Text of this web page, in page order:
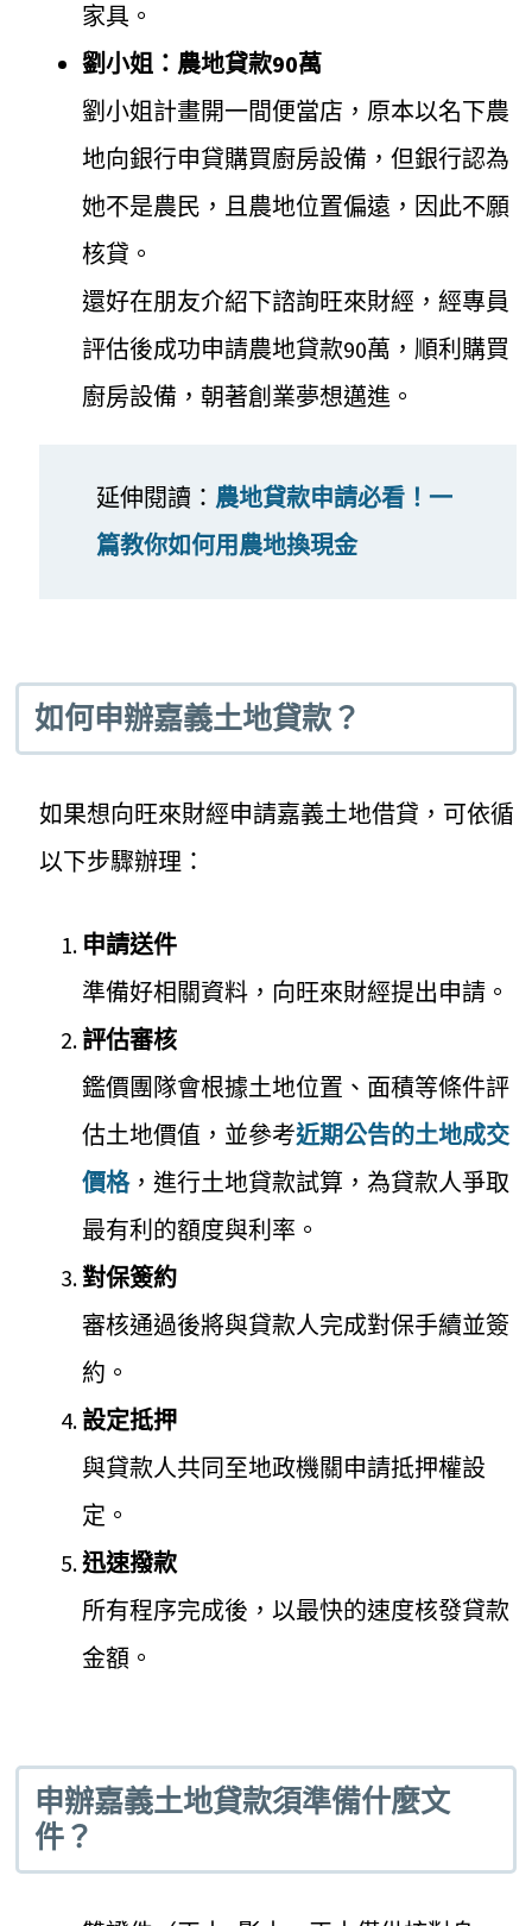
家具。
劉小姐：農地貸款90萬
劉小姐計畫開一間便當店，原本以名下農
地向銀行申貸購買廚房設備，但銀行認為
她不是農民，且農地位置偏遠，因此不願
核貸。
還好在朋友介紹下諮詢旺來財經，經專員
評估後成功申請農地貸款90萬，順利購買
廚房設備，朝著創業夢想邁進。
延伸閱讀： 農地貸款申請必看！一
篇教你如何用農地換現金
如何申辦嘉義土地貸款？
如果想向旺來財經申請嘉義土地借貸，可依循
以下步驟辦理：
申請送件
準備好相關資料，向旺來財經提出申請。
評估審核
鑑價團隊會根據土地位置、面積等條件評
估土地價值，並參考近期公告的土地成交
價格，進行土地貸款試算，為貸款人爭取
最有利的額度與利率。
對保簽約
審核通過後將與貸款人完成對保手續並簽
約。
設定抵押
與貸款人共同至地政機關申請抵押權設
定。
迅速撥款
所有程序完成後，以最快的速度核發貸款
金額。
申辦嘉義土地貸款須準備什麼文
件？